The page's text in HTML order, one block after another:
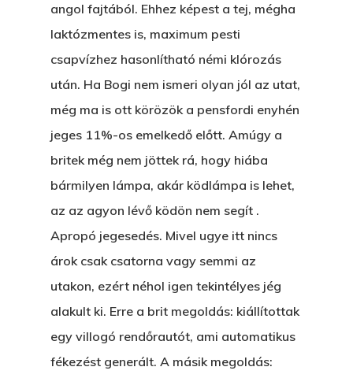
angol fajtából. Ehhez képest a tej, mégha
laktózmentes is, maximum pesti
csapvízhez hasonlítható némi klórozás
után. Ha Bogi nem ismeri olyan jól az utat,
még ma is ott körözök a pensfordi enyhén
jeges 11%-os emelkedő előtt. Amúgy a
britek még nem jöttek rá, hogy hiába
bármilyen lámpa, akár ködlámpa is lehet,
az az agyon lévő ködön nem segít .
Apropó jegesedés. Mivel ugye itt nincs
árok csak csatorna vagy semmi az
utakon, ezért néhol igen tekintélyes jég
alakult ki. Erre a brit megoldás: kiállítottak
egy villogó rendőrautót, ami automatikus
fékezést generált. A másik megoldás: